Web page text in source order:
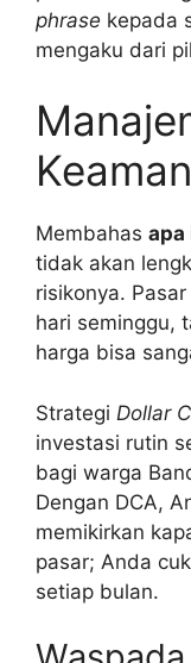
phrase kepada
mengaku dari
Membahas apa
tidak akan
risikonya.
hari seminggu,
harga bisa
Strategi Dollar
investasi rutin
bagi warga
Dengan DCA,
memikirkan
pasar; Anda
setiap bulan.